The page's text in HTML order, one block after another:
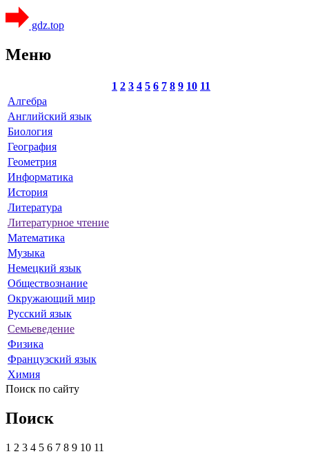
gdz.top
Меню
1 2 3 4 5 6 7 8 9 10 11
Алгебра
Английский язык
Биология
География
Геометрия
Информатика
История
Литература
Литературное чтение
Математика
Музыка
Немецкий язык
Обществознание
Окружающий мир
Русский язык
Семьеведение
Физика
Французский язык
Химия
Поиск по сайту
Поиск
1 2 3 4 5 6 7 8 9 10 11